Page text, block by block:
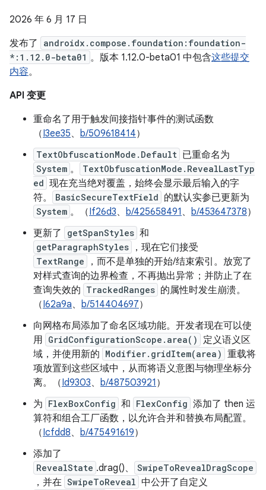
2026 年 6 月 17 日
发布了
androidx.compose.foundation:foundation-
*:1.12.0-beta01 。版本 1.12.0-beta01 中包含这些提交
内容。
API 变更
重命名了用于触发间接指针事件的测试函数
（I3ee35、 b/509618414）
TextObfuscationMode.Default 已重命名为
System 。
TextObfuscationMode.RevealLastTyp
ed 现在充当绝对覆盖，始终会显示最后输入的字
符。
BasicSecureTextField 的默认实参已更新为
System 。（If26d3、 b/425658491 、 b/453647378）
更新了
getSpanStyles 和
getParagraphStyles ，现在它们接受
TextRange
，而不是单独的开始/结束索引。放宽了
对样式查询的边界检查，不再抛出异常；并防止了在
查询失效的 TrackedRanges 的属性时发生崩溃。
（I62a9a、 b/514404697）
向网格布局添加了命名区域功能。开发者现在可以使
用 GridConfigurationScope.area()
定义语义区
域，并使用新的 Modifier.gridItem(area) 重载将
项放置到这些区域中，从而将语义意图与物理坐标分
离。（Id9303、 b/487503921 ）
为 FlexBoxConfig 和 FlexConfig 添加了 then 运
算符和组合工厂函数，以允许合并和替换布局配置。
（Icfdd8、 b/475491619）
添加了
RevealState .drag()、 SwipeToRevealDragScope
，并在 SwipeToReveal 中公开了自定义